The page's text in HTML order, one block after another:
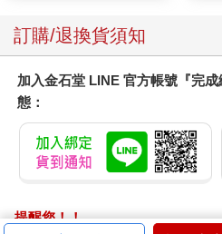
訂購/退換貨須知
加入金石堂 LINE 官方帳號『完
態：
提醒您！！